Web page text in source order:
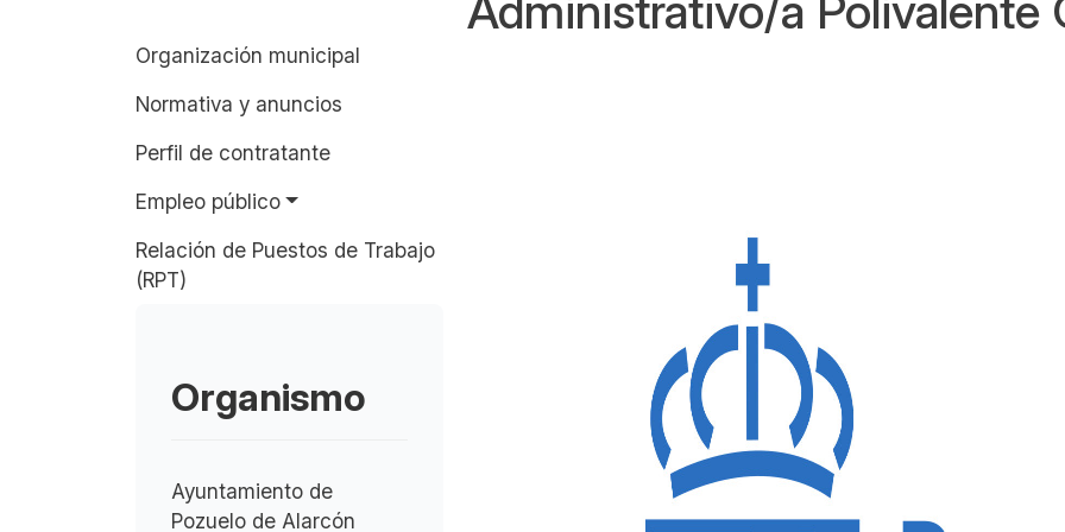
Organización municipal
Normativa y anuncios
Perfil de contratante
Empleo público
Relación de Puestos de Trabajo
(RPT)
Organismo
Ayuntamiento de
Pozuelo de Alarcón